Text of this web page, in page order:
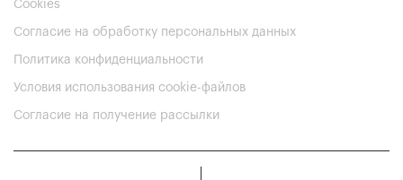
Cookies
Согласие на обработку персональных данных
Политика конфиденциальности
Условия использования cookie-файлов
Согласие на получение рассылки